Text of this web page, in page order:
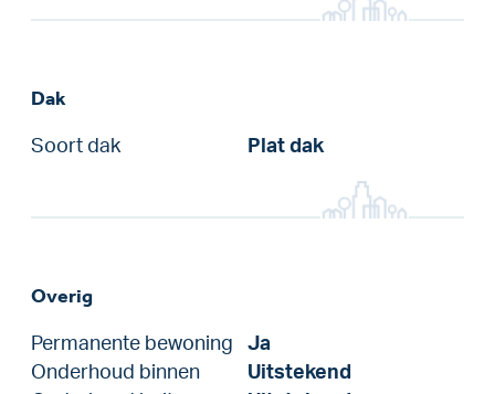
Dak
Soort dak Plat dak
Overig
Permanente bewoning
Ja
Onderhoud binnen
Uitstekend